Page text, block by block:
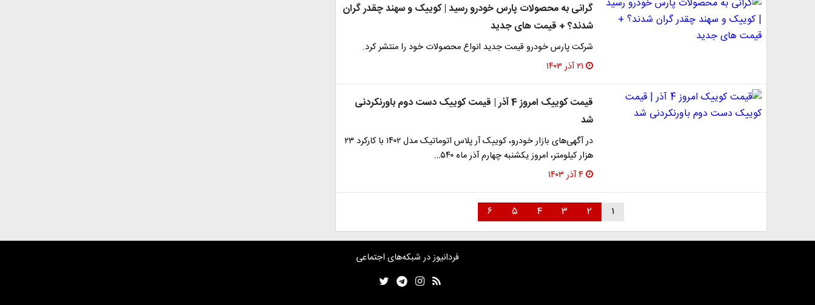
گرانی به محصولات پارس خودرو رسید | کوییک و سهند چقدر گران
شدند؟ + قیمت های جدید
شرکت پارس خودرو قیمت جدید انواع محصولات خود را منتشر کرد.
۲۱ آذر ۱۴۰۳
قیمت کوییک امروز 4 آذر | قیمت کوییک دست دوم باورنکردنی
شد
در آگهی‌های بازار خودرو، کوییک آر پلاس اتوماتیک مدل ۱۴۰۲ با کارکرد ۲۳
هزار کیلومتر، امروز یکشنبه چهارم آذر ماه ۵۴۰…
۴ آذر ۱۴۰۳
۱ ۲ ۳ ۴ ۵ ۶
فردانیوز در شبکه‌های اجتماعی